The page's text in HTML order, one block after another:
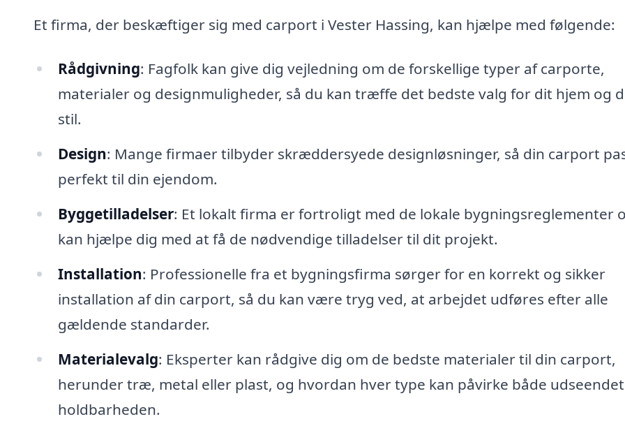
Et firma, der beskæftiger sig med carport i Vester Hassing, kan hjælpe med følgende:
Rådgivning: Fagfolk kan give dig vejledning om de forskellige typer af carporte,
materialer og designmuligheder, så du kan træffe det bedste valg for dit hjem og
stil.
Design: Mange firmaer tilbyder skræddersyede designløsninger, så din carport
perfekt til din ejendom.
Byggetilladelser: Et lokalt firma er fortroligt med de lokale bygningsreglementer
kan hjælpe dig med at få de nødvendige tilladelser til dit projekt.
Installation: Professionelle fra et bygningsfirma sørger for en korrekt og sikker
installation af din carport, så du kan være tryg ved, at arbejdet udføres efter alle
gældende standarder.
Materialevalg: Eksperter kan rådgive dig om de bedste materialer til din carport,
herunder træ, metal eller plast, og hvordan hver type kan påvirke både
holdbarheden.